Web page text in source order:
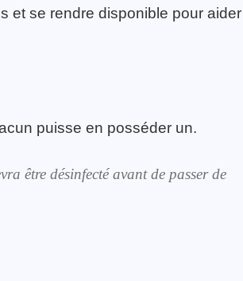
et se rendre disponible pour aider
puisse en posséder un.
être désinfecté avant de passer de